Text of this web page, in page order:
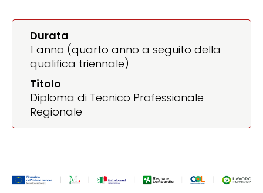
Durata
1 anno (quarto anno a seguito della
qualifica triennale)
Titolo
Diploma di Tecnico Professionale
Regionale